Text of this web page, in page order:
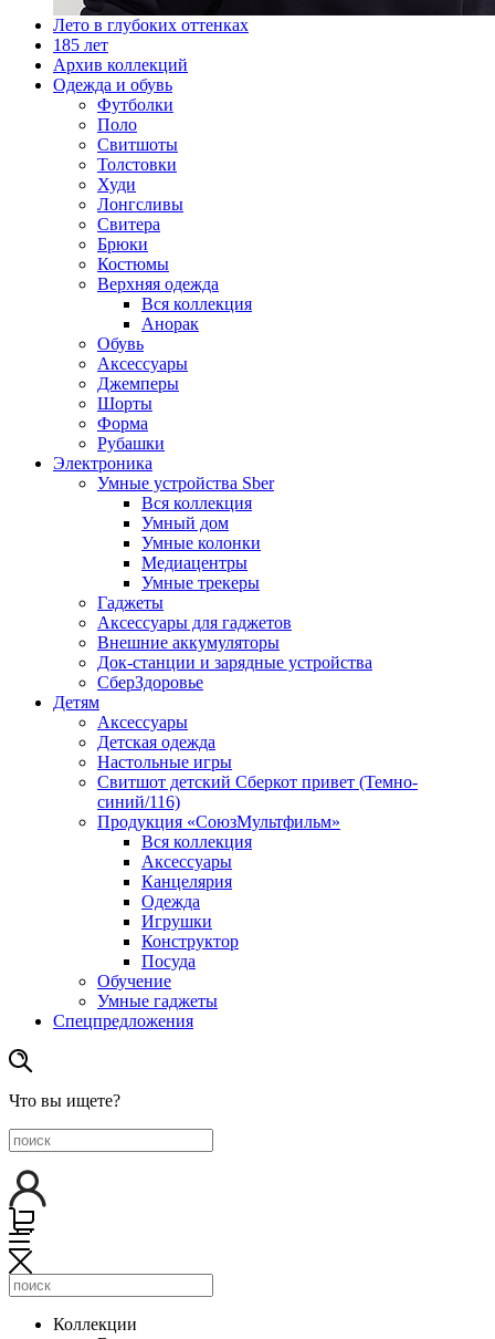
Лето в глубоких оттенках
185 лет
Архив коллекций
Одежда и обувь
Футболки
Поло
Свитшоты
Толстовки
Худи
Лонгсливы
Свитера
Брюки
Костюмы
Верхняя одежда
Вся коллекция
Анорак
Обувь
Аксессуары
Джемперы
Шорты
Форма
Рубашки
Электроника
Умные устройства Sber
Вся коллекция
Умный дом
Умные колонки
Медиацентры
Умные трекеры
Гаджеты
Аксессуары для гаджетов
Внешние аккумуляторы
Док-станции и зарядные устройства
СберЗдоровье
Детям
Аксессуары
Детская одежда
Настольные игры
Свитшот детский Сберкот привет (Темно-
синий/116)
Продукция «СоюзМультфильм»
Вся коллекция
Аксессуары
Канцелярия
Одежда
Игрушки
Конструктор
Посуда
Обучение
Умные гаджеты
Спецпредложения
Что вы ищете?
Коллекции